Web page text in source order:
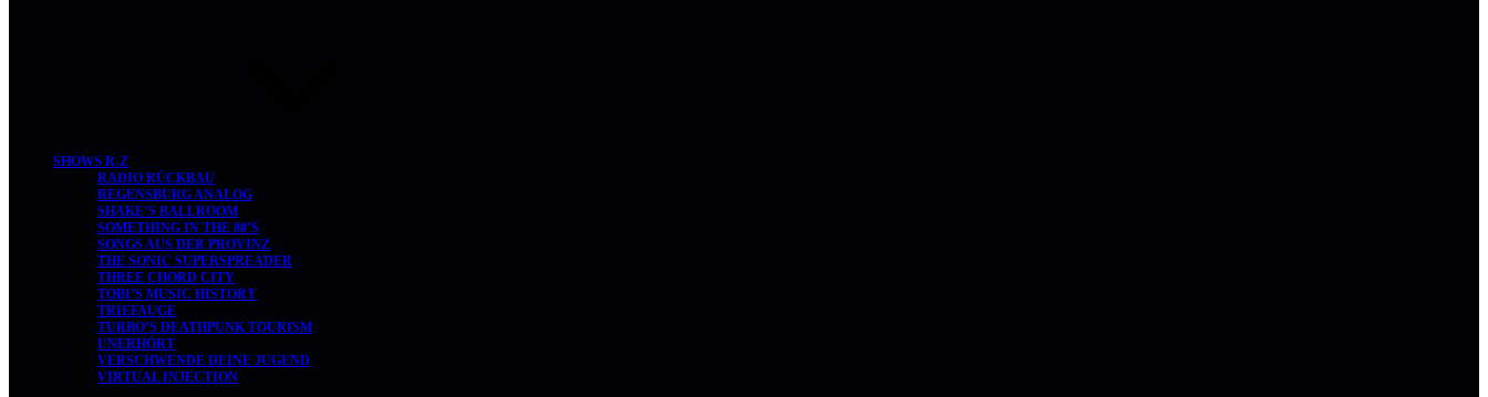
SHOWS R-Z
RADIO RÜCKBAU
REGENSBURG ANALOG
SHAKE’S BALLROOM
SOMETHING IN THE 80’S
SONGS AUS DER PROVINZ
THE SONIC SUPERSPREADER
THREE CHORD CITY
TOBI’S MUSIC HISTORY
TRIEFAUGE
TURBO’S DEATHPUNK TOURISM
UNERHÖRT
VERSCHWENDE DEINE JUGEND
VIRTUAL INJECTION